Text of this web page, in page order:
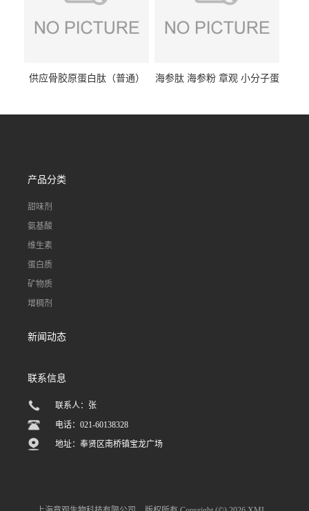
供应骨胶原蛋白肽（普通）
海参肽 海参粉 章观 小分子蛋
产品分类
甜味剂
氨基酸
维生素
蛋白质
矿物质
增稠剂
新闻动态
联系信息
联系人：张
电话：021-60138328
地址：奉贤区南桥镇宝龙广场